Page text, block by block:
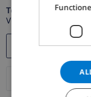
Telefoonnummer *
Voor het geval dat